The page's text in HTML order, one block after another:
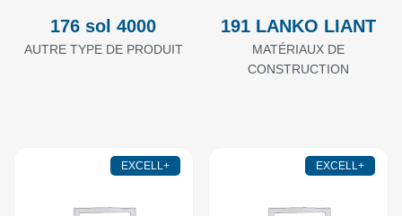
176 sol 4000
AUTRE TYPE DE PRODUIT
191 LANKO LIANT
MATÉRIAUX DE
CONSTRUCTION
EXCELL+ EXCELL+